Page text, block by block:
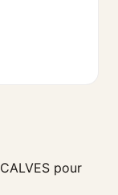
pour